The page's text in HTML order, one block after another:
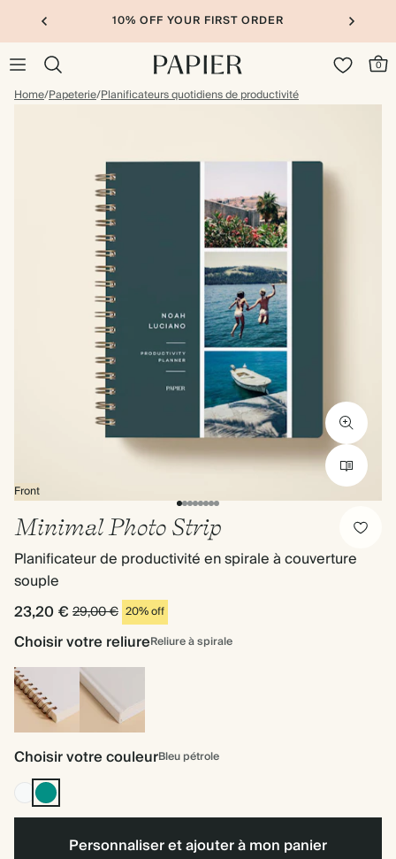
10% OFF YOUR FIRST ORDER
0
Home/Papeterie/Planificateurs quotidiens de productivité
Front
Minimal Photo Strip
Planificateur de productivité en spirale à couverture
souple
23,20 € 29,00 € 20% off
Choisir votre reliureReliure à spirale
Reliure
à
Couverture
rigide
Choisir votre couleurBleu pétrole
Blanc
cassé
Bleu
pétrole
Personnaliser et ajouter à mon panier